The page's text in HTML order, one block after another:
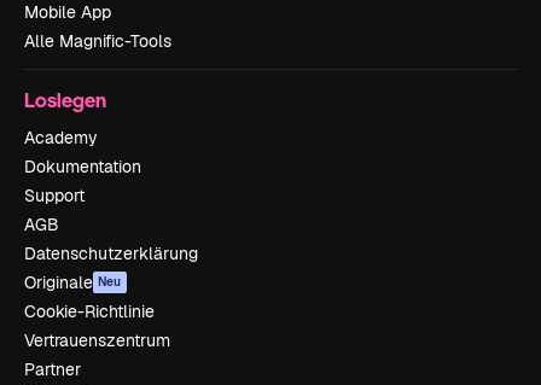
Mobile App
Alle Magnific-Tools
Loslegen
Academy
Dokumentation
Support
AGB
Datenschutzerklärung
Originale Neu
Cookie-Richtlinie
Vertrauenszentrum
Partner